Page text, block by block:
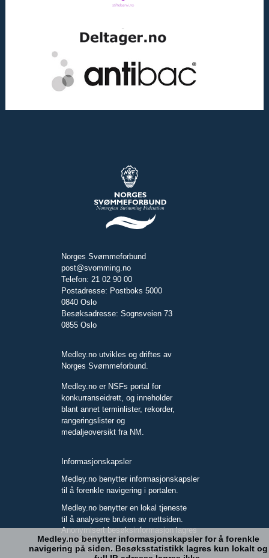
Norges Svømmeforbund
post@svomming.no
Telefon: 21 02 90 00
Postadresse: Postboks 5000
0840 Oslo
Besøksadresse: Sognsveien 73
0855 Oslo
Medley.no utvikles og driftes av
Norges Svømmeforbund.
Medley.no er NSFs portal for
konkurranseidrett, og inneholder
blant annet terminlister, rekorder,
rangeringslister og
medaljeoversikt fra NM.
Informasjonskapsler
Medley.no benytter informasjonskapsler
til å forenkle navigering i portalen.
Medley.no benytter en lokal tjeneste
til å analysere bruken av nettsiden.
Anonymisert besøksinformasjon lagres
kun lokalt.
Full IP-adresse blir ikke lagret.
Medley.no benytter informasjonskapsler for å forenkle
navigering på siden. Besøksstatistikk lagres kun lokalt og